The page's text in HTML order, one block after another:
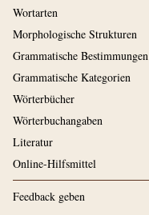
Wortarten
Morphologische Strukturen
Grammatische Bestimmungen
Grammatische Kategorien
Wörterbücher
Wörterbuchangaben
Literatur
Online-Hilfsmittel
Feedback geben